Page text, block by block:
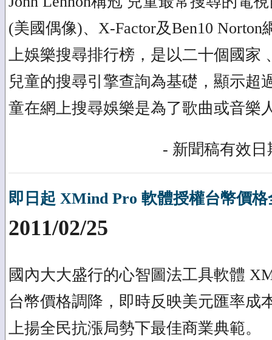
(美國偶像)、X-Factor及Ben10
上娛樂搜尋排行榜，是以二十個國家
兒童的搜尋引擎查詢為基礎，顯示超
童在網上搜尋娛樂是為了歌曲或音樂
- 新聞稿有效日
即日起 XMind Pro 軟體授權台幣價
2011/02/25
國內大大盛行的心智圖法工具軟體
台幣價格調降，即時反映美元匯率成
上揚全民抗漲局勢下最佳商業典範。